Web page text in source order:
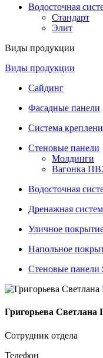
Водосточная
Стандарт
Элит
Виды продукции
Виды продукции
Сайдинг
Фасадные панели
Система
Стеновые панели
Молдинги
Вагонка
Водосточная
Дренажная
Уличное
Напольное
Стеновые панели
Григорьева Светлана
Сотрудник отдела
Телефон